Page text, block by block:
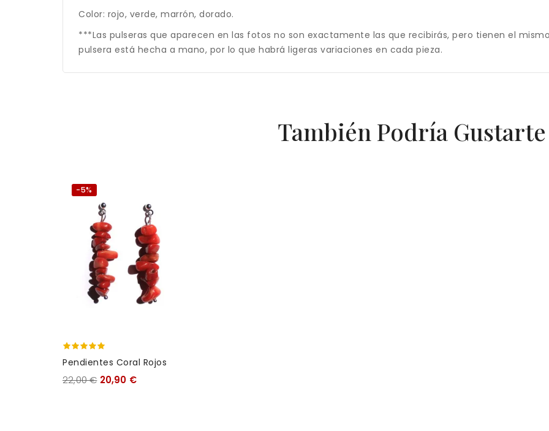
Color: rojo, verde, marrón, dorado.
***Las pulseras que aparecen en las fotos no son exactamente las que recibirás, pero tienen el
pulsera está hecha a mano, por lo que habrá ligeras variaciones en cada pieza.
También Podría Gustarte
-5%
Pendientes Coral Rojos
22,00 € 20,90 €